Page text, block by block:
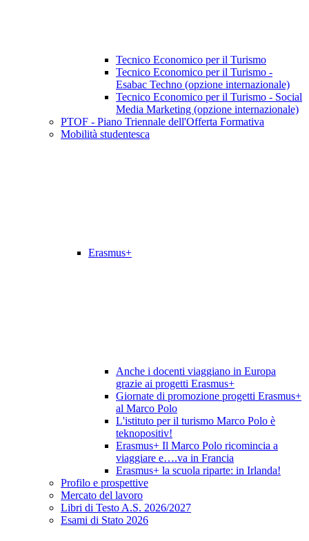
Tecnico Economico per il Turismo
Tecnico Economico per il Turismo -
Esabac Techno (opzione internazionale)
Tecnico Economico per il Turismo - Social
Media Marketing (opzione internazionale)
PTOF - Piano Triennale dell'Offerta Formativa
Mobilità studentesca
Erasmus+
Anche i docenti viaggiano in Europa
grazie ai progetti Erasmus+
Giornate di promozione progetti Erasmus+
al Marco Polo
L'istituto per il turismo Marco Polo è
teknopositiv!
Erasmus+ Il Marco Polo ricomincia a
viaggiare e….va in Francia
Erasmus+ la scuola riparte: in Irlanda!
Profilo e prospettive
Mercato del lavoro
Libri di Testo A.S. 2026/2027
Esami di Stato 2026